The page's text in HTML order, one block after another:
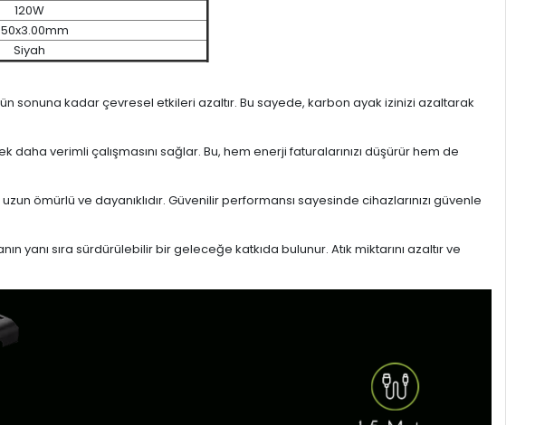
120W
Siyah
sonuna kadar çevresel etkileri azaltır. Bu sayede, karbon ayak izinizi azaltarak
verimli çalışmasını sağlar. Bu, hem enerji faturalarınızı düşürür hem de
ömürlü ve dayanıklıdır. Güvenilir performansı sayesinde cihazlarınızı güvenle
sıra sürdürülebilir bir geleceğe katkıda bulunur. Atık miktarını azaltır ve